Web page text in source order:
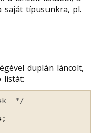
saját típusunkra, pl.
duplán láncolt,
listát:
*/